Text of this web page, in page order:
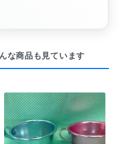
な商品も見ています